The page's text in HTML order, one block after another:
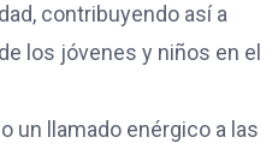
contribuyendo así a
los jóvenes y niños en el
un llamado enérgico a las